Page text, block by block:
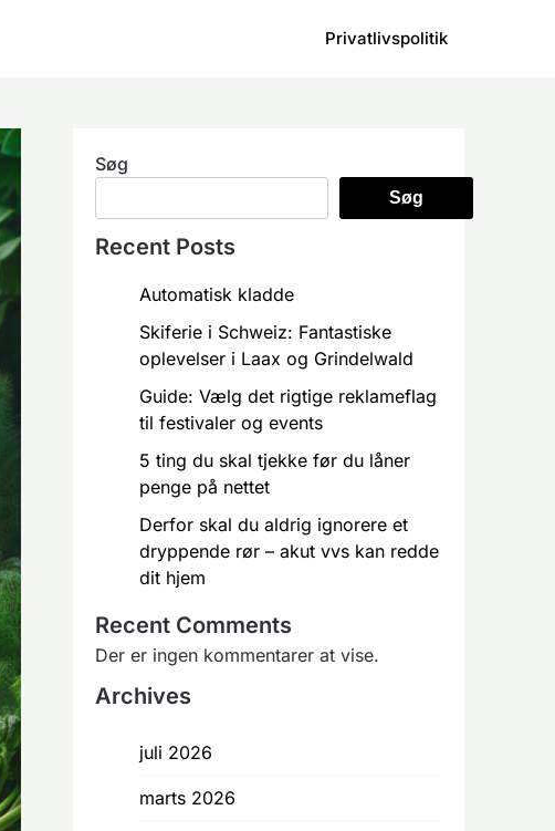
Privatlivspolitik
Søg
Søg
Recent Posts
Automatisk kladde
Skiferie i Schweiz: Fantastiske
oplevelser i Laax og Grindelwald
Guide: Vælg det rigtige reklameflag
til festivaler og events
5 ting du skal tjekke før du låner
penge på nettet
Derfor skal du aldrig ignorere et
dryppende rør – akut vvs kan redde
dit hjem
Recent Comments
Der er ingen kommentarer at vise.
Archives
juli 2026
marts 2026